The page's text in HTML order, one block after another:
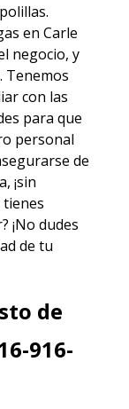
en Carle
negocio, y
Tenemos
con las
para que
personal
de
¡sin
tienes
¡No dudes
de tu
de
916-